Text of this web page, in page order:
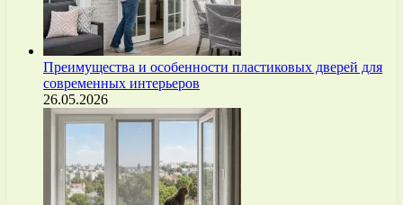
Преимущества и особенности пластиковых дверей для
современных интерьеров
26.05.2026